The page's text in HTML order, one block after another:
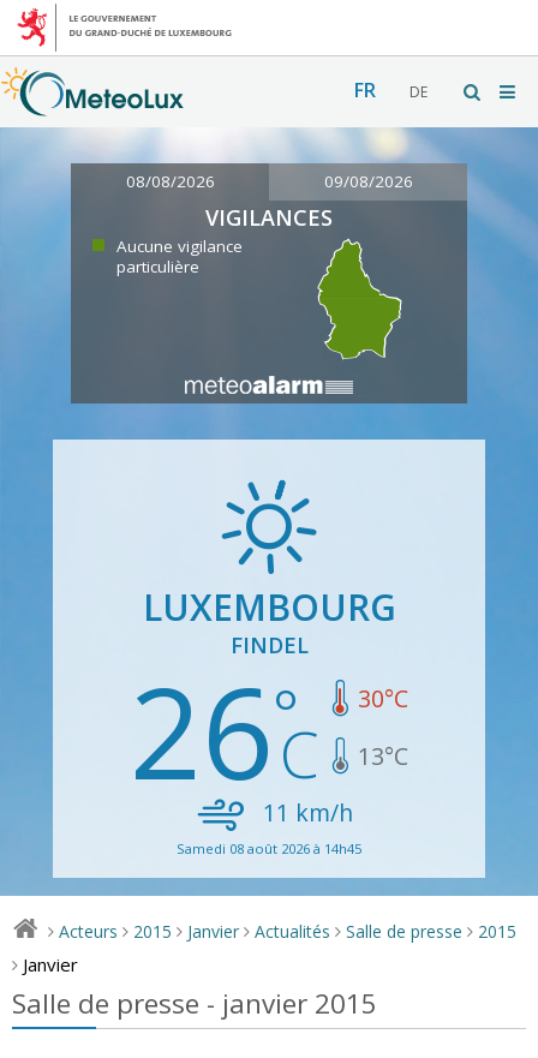
FR DE
08/08/2026 09/08/2026
VIGILANCES
Aucune vigilance
particulière
LUXEMBOURG
FINDEL
26 30°C
13°C
11 km/h
Samedi 08 août 2026 à 14h45
> Acteurs > 2015 > Janvier > Actualités > Salle de presse > 2015
> Janvier
Salle de presse - janvier 2015